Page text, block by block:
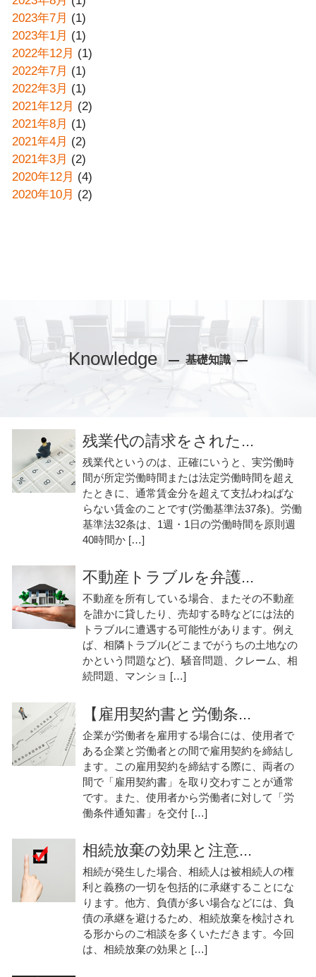
2023年7月 (1)
2023年1月 (1)
2022年12月 (1)
2022年7月 (1)
2022年3月 (1)
2021年12月 (2)
2021年8月 (1)
2021年4月 (2)
2021年3月 (2)
2020年12月 (4)
2020年10月 (2)
Knowledge 基礎知識
残業代の請求をされた...
残業代というのは、正確にいうと、実労働時
間が所定労働時間または法定労働時間を超え
たときに、通常賃金分を超えて支払わねばな
らない賃金のことです(労働基準法37条)。労働
基準法32条は、1週・1日の労働時間を原則週
40時間か […]
不動産トラブルを弁護...
不動産を所有している場合、またその不動産
を誰かに貸したり、売却する時などには法的
トラブルに遭遇する可能性があります。例え
ば、相隣トラブル(どこまでがうちの土地なの
かという問題など)、騒音問題、クレーム、相
続問題、マンショ […]
【雇用契約書と労働条...
企業が労働者を雇用する場合には、使用者で
ある企業と労働者との間で雇用契約を締結し
ます。この雇用契約を締結する際に、両者の
間で「雇用契約書」を取り交わすことが通常
です。また、使用者から労働者に対して「労
働条件通知書」を交付 […]
相続放棄の効果と注意...
相続が発生した場合、相続人は被相続人の権
利と義務の一切を包括的に承継することにな
ります。他方、負債が多い場合などには、負
債の承継を避けるため、相続放棄を検討され
る形からのご相談を多くいただきます。今回
は、相続放棄の効果と […]